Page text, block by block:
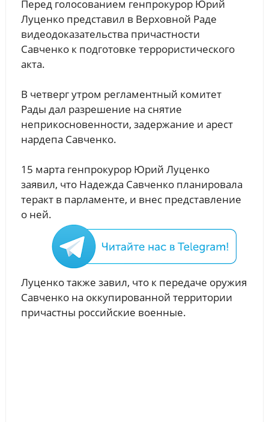
Перед голосованием генпрокурор Юрий
Луценко представил в Верховной Раде
видеодоказательства причастности
Савченко к подготовке террористического
акта.
В четверг утром регламентный комитет
Рады дал разрешение на снятие
неприкосновенности, задержание и арест
нардепа Савченко.
15 марта генпрокурор Юрий Луценко
заявил, что Надежда Савченко планировала
теракт в парламенте, и внес представление
о ней.
Луценко также завил, что к передаче оружия
Савченко на оккупированной территории
причастны российские военные.